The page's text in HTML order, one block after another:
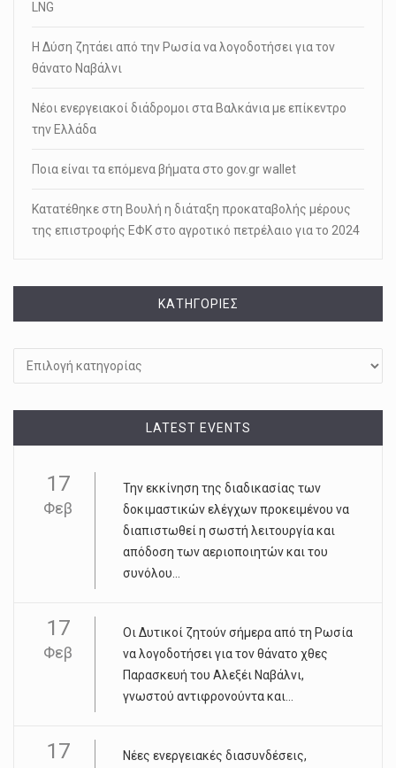
LNG
Η Δύση ζητάει από την Ρωσία να λογοδοτήσει για τον
θάνατο Ναβάλνι
Νέοι ενεργειακοί διάδρομοι στα Βαλκάνια με επίκεντρο
την Ελλάδα
Ποια είναι τα επόμενα βήματα στο gov.gr wallet
Κατατέθηκε στη Βουλή η διάταξη προκαταβολής μέρους
της επιστροφής ΕΦΚ στο αγροτικό πετρέλαιο για το 2024
KΑΤΗΓΟΡΊΕΣ
LATEST EVENTS
17
Φεβ
Την εκκίνηση της διαδικασίας των
δοκιμαστικών ελέγχων προκειμένου να
διαπιστωθεί η σωστή λειτουργία και
απόδοση των αεριοποιητών και του
συνόλου...
17
Φεβ
Οι Δυτικοί ζητούν σήμερα από τη Ρωσία
να λογοδοτήσει για τον θάνατο χθες
Παρασκευή του Αλεξέι Ναβάλνι,
γνωστού αντιφρονούντα και...
17 Νέες ενεργειακές διασυνδέσεις,